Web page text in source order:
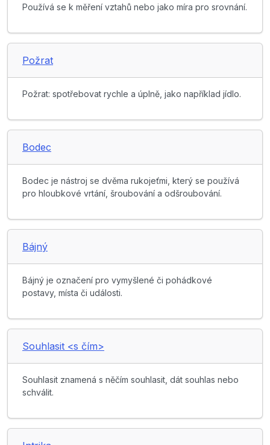
Používá se k měření vztahů nebo jako míra pro srovnání.
Požrat
Požrat: spotřebovat rychle a úplně, jako například jídlo.
Bodec
Bodec je nástroj se dvěma rukojeťmi, který se používá
pro hloubkové vrtání, šroubování a odšroubování.
Bájný
Bájný je označení pro vymyšlené či pohádkové
postavy, místa či události.
Souhlasit <s čím>
Souhlasit znamená s něčím souhlasit, dát souhlas nebo
schválit.